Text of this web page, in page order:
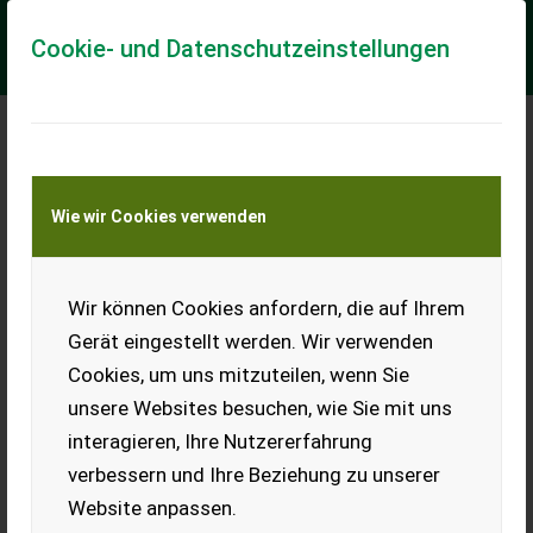
Cookie- und Datenschutzeinstellungen
Wie wir Cookies verwenden
Wir können Cookies anfordern, die auf Ihrem
Gerät eingestellt werden. Wir verwenden
Cookies, um uns mitzuteilen, wenn Sie
unsere Websites besuchen, wie Sie mit uns
interagieren, Ihre Nutzererfahrung
verbessern und Ihre Beziehung zu unserer
Website anpassen.
Meine Transportkostenanfrage
Transport von Land- und Baumaschinen –
KEINE Tiertransporte
Bagger 3,5 t
Vermietung
Bei Interesse bitte melden.
EUR 0